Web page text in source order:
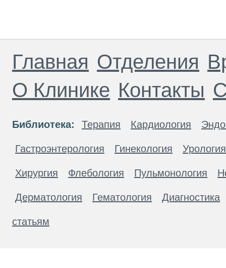
Главная Отделения
О Клинике Контакты
Библиотека: Терапия Кардиология
Гастроэнтерология Гинекология Урология
Хирургия Флебология Пульмонология
Дерматология Гематология Диагностика
статьям